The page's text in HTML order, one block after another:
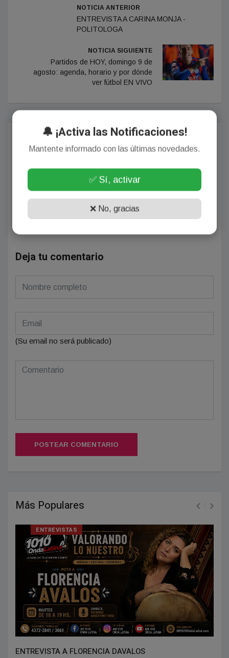
NOTICIA ANTERIOR
ENTREVISTA A CARINA MONJA -
POLITOLOGA
NOTICIA SIGUIENTE
Partidos de HOY, domingo 9 de
agosto: agenda, horario y por dónde
ver fútbol EN VIVO
Comentarios
¡Sin comentarios aún!
Se el primero en comentar este artículo.
Deja tu comentario
(Su email no será publicado)
POSTEAR COMENTARIO
Más Populares
ENTREVISTAS
ENTREVISTA A FLORENCIA DAVALOS
🔔 ¡Activa las Notificaciones!
Mantente informado con las últimas novedades.
✅ Sí, activar
❌ No, gracias